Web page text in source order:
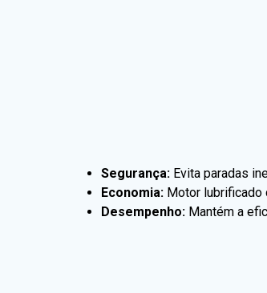
Segurança: Evita paradas
Economia: Motor
Desempenho: Mantém a